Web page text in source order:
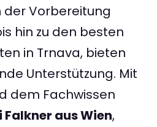
der Vorbereitung
hin zu den besten
in Trnava, bieten
Unterstützung. Mit
dem Fachwissen
aus Wien,